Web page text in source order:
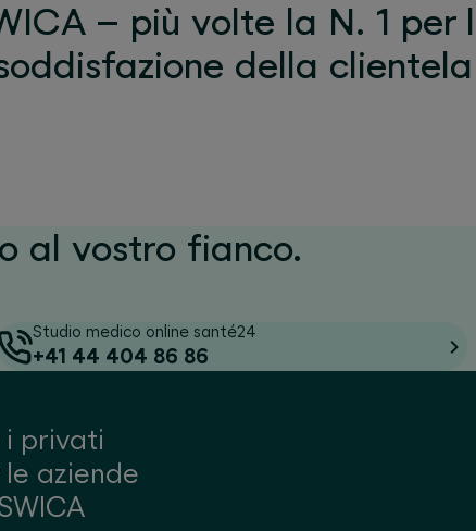
– più volte la N. 1 per
della clientela
al vostro fianco.
Studio medico online santé24
+41 44 404 86 86
i privati
le aziende